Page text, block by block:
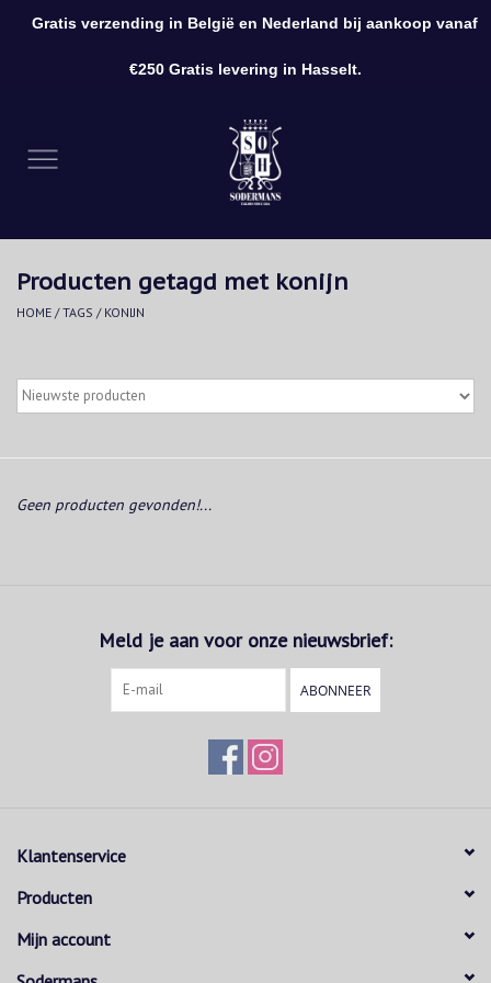
Kleding
Accessoires
Producten getagd met konijn
HOME /TAGS / KONIJN
Geen producten gevonden!...
Meld je aan voor onze nieuwsbrief:
ABONNEER
Klantenservice
Producten
Mijn account
Gratis verzending in België en Nederland bij aankoop vanaf
€250 Gratis levering in Hasselt.